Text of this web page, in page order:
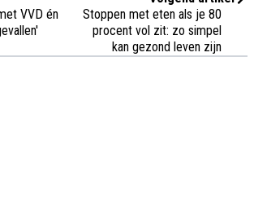
VVD én
Stoppen met eten als je 80
procent vol zit: zo simpel
kan gezond leven zijn